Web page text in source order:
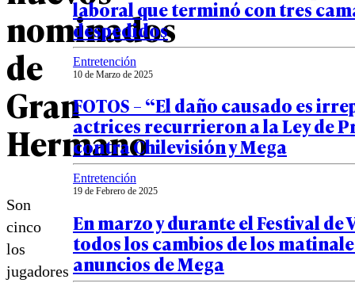
nominados
de
Gran
Hermano
Son
cinco
los
jugadores
laboral que terminó con tres
despedidos
Entretención
10 de Marzo de 2025
FOTOS – “El daño causado es
actrices recurrieron a la Ley de
contra Chilevisión y Mega
Entretención
19 de Febrero de 2025
En marzo y durante el Festival de
todos los cambios de los
anuncios de Mega